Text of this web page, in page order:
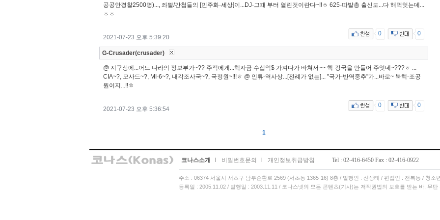
공공안경찰2500명)..., 좌빨/간첩들의 [민주화-세상]이...DJ-그때 부터 열린것이란다~!!ㅎ 625-따발총 출신도...다 해먹엇는데...
ㅎㅎ
2021-07-23 오후 5:39:20
0 0
G-Crusader(crusader)
@ 지구상에...어느 나라의 정보부가~?? 주적에게...핵자금 수십억$ 가져다가 바쳐서~~ 핵-강국을 만들어 주엇네~???ㅎ ...
CIA~?, 모사드~?, MI-6~?, 내각조사국~?, 국정원~!!!ㅎ @ 인류-역사상...[전례가 없는]... "국가-반역중추"가...바로~ 북핵-조공
원이지...!!ㅎ
2021-07-23 오후 5:36:54
0 0
1
코나스소개 비밀번호문의 개인정보취급방침 Tel : 02-416-6450 Fax : 02-416-0922
주소 : 06374 서울시 서초구 남부순환로 2569 (서초동 1365-16) 8층 / 발행인 : 신상태 / 편집인 : 전복동 / 청소
등록일 : 2005.11.02 / 발행일 : 2003.11.11 / 코나스넷의 모든 콘텐츠(기사)는 저작권법의 보호를 받는 바, 무단